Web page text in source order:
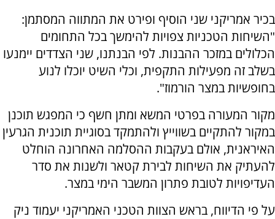
בכיר אמריקני שני הוסיף ופירט את המתווה המסתמן:
"השיחות הטכניות צפויות להימשך בכל התחומים
הכלולים במזכר ההבנות. לפי הבנתנו, שני הצדדים יימנעו
בשלב זה מפעילות התקפית, וכלי השיט יוכלו לנוע
בחופשיות במצר הורמוז".
מקור המעורה בפרטי המשא ומתן חשף כי המפגש תוכנן
במקור להתקיים בשווייץ ולהתמקד בסוגיית תוכנית הגרעין
האיראנית, אולם בעקבות ההסלמה האחרונה הוחלט
להעתיק את השיחות לבירת קטאר ולשנות את סדר
העדיפויות לטובת פתרון המשבר הימי במצר.
על פי הדיווח, בראש הצוות הטכני האמריקני יעמוד ניק